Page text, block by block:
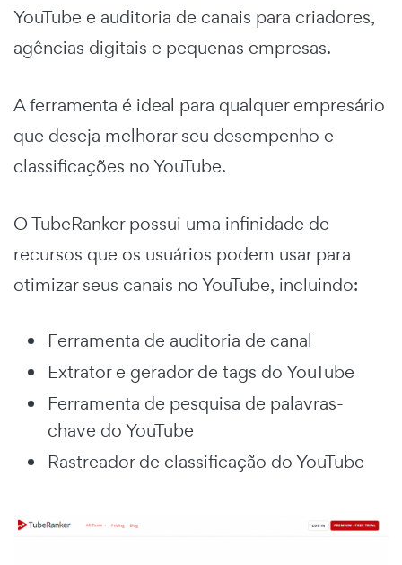
YouTube e auditoria de canais para criadores,
agências digitais e pequenas empresas.
A ferramenta é ideal para qualquer empresário
que deseja melhorar seu desempenho e
classificações no YouTube.
O TubeRanker possui uma infinidade de
recursos que os usuários podem usar para
otimizar seus canais no YouTube, incluindo:
Ferramenta de auditoria de canal
Extrator e gerador de tags do YouTube
Ferramenta de pesquisa de palavras-
chave do YouTube
Rastreador de classificação do YouTube